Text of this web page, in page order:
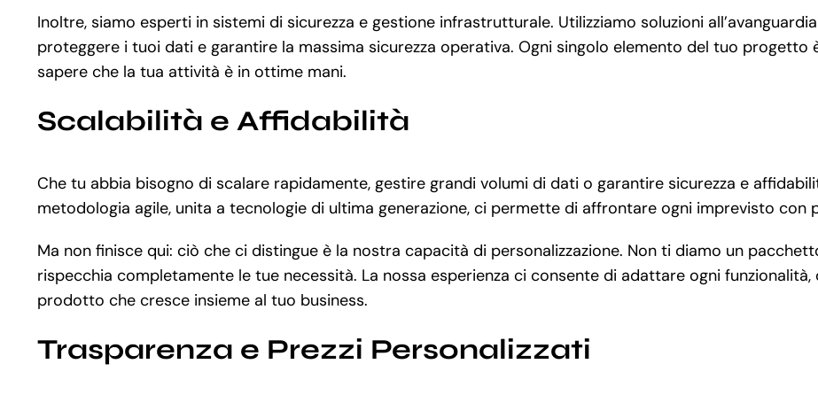
Inoltre, siamo esperti in sistemi di sicurezza e gestione infrastrutturale. Utilizziamo soluzioni
proteggere i tuoi dati e garantire la massima sicurezza operativa. Ogni singolo elemento del tuo
sapere che la tua attività è in ottime mani.
Scalabilità e Affidabilità
Che tu abbia bisogno di scalare rapidamente, gestire grandi volumi di dati o garantire sicurezza e
metodologia agile, unita a tecnologie di ultima generazione, ci permette di affrontare ogni imprevisto con
Ma non finisce qui: ciò che ci distingue è la nostra capacità di personalizzazione. Non ti diamo un
rispecchia completamente le tue necessità. La nossa esperienza ci consente di adattare ogni
prodotto che cresce insieme al tuo business.
Trasparenza e Prezzi Personalizzati